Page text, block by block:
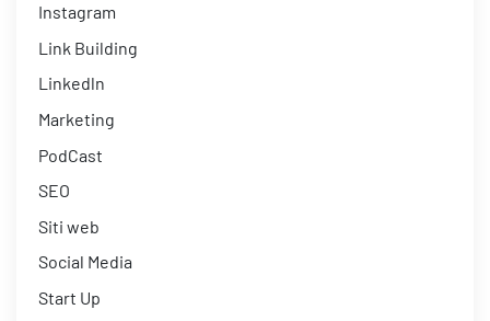
Instagram
Link Building
Linkedln
Marketing
PodCast
SEO
Siti web
Social Media
Start Up